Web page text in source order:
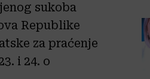
sukoba
Republike
za praćenje
i 24. o